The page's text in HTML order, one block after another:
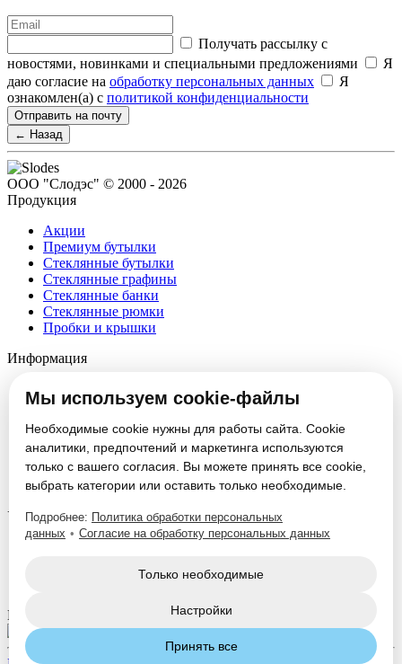
Получать рассылку с
новостями, новинками и специальными предложениями
Я
даю согласие на обработку персональных данных
Я
ознакомлен(а) с политикой конфиденциальности
Отправить на почту
← Назад
ООО "Слодэс" © 2000 - 2026
Продукция
Акции
Премиум бутылки
Стеклянные бутылки
Стеклянные графины
Стеклянные банки
Стеклянные рюмки
Пробки и крышки
Информация
Партнеры
Новости
Блог
Вакансии
Контакты
Настроить cookie
Услуги
Нанесение декорации
Мы в соцсетях:
Мы используем cookie-файлы
Необходимые cookie нужны для работы сайта. Cookie
аналитики, предпочтений и маркетинга используются
только с вашего согласия. Вы можете принять все cookie,
выбрать категории или оставить только необходимые.
Подробнее: Политика обработки персональных
данных • Согласие на обработку персональных данных
Только необходимые
Настройки
Принять все